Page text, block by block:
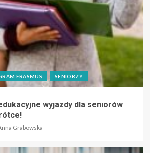
ERASMUS SENIORZY
wyjazdy dla seniorów
Grabowska